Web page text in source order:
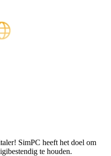
SimPC heeft het doel om
te houden.